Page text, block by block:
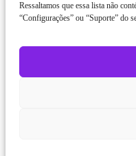
Ressaltamos que essa lista não
“Configurações” ou “Suporte” do